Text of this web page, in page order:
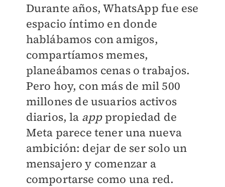
Durante años, WhatsApp fue ese
espacio íntimo en donde
hablábamos con amigos,
compartíamos memes,
planeábamos cenas o trabajos.
Pero hoy, con más de mil 500
millones de usuarios activos
diarios, la apppropiedad de
Meta parece tener una nueva
ambición: dejar de ser solo un
mensajero y comenzar a
comportarse como una red.